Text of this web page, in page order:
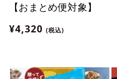
【おまとめ便対象】
¥4,320 (税込)